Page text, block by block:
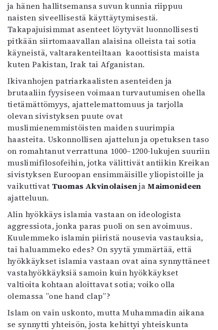
ja hänen hallitsemansa suvun kunnia riippuu
naisten siveellisestä käyttäytymisestä.
Takapajuisimmat asenteet löytyvät luonnollisesti
pitkään siirtomaavallan alaisina olleista tai sotia
käyneistä, valtarakenteiltaan kaoottisista maista
kuten Pakistan, Irak tai Afganistan.
Ikivanhojen patriarkaalisten asenteiden ja
brutaaliin fyysiseen voimaan turvautumisen ohella
tietämättömyys, ajattelemattomuus ja tarjolla
olevan sivistyksen puute ovat
muslimienemmistöisten maiden suurimpia
haasteita. Uskonnollisen ajattelun ja opetuksen taso
on romahtanut verrattuna 1000–1200-lukujen suuriin
muslimifilosofeihin, jotka välittivät antiikin Kreikan
sivistyksen Euroopan ensimmäisille yliopistoille ja
vaikuttivat Tuomas AkvinolaisenjaMaimonideen
ajatteluun.
Alin hyökkäys islamia vastaan on ideologista
aggressiota, jonka paras puoli on sen avoimuus.
Kuulemmeko islamin piiristä nousevia vastauksia,
tai haluammeko edes? On syytä ymmärtää, että
hyökkäykset islamia vastaan ovat aina synnyttäneet
vastahyökkäyksiä samoin kuin hyökkäykset
valtioita kohtaan aloittavat sotia; voiko olla
olemassa ”one hand clap”?
Islam on vain uskonto, mutta Muhammadin aikana
se synnytti yhteisön, josta kehittyi yhteiskunta